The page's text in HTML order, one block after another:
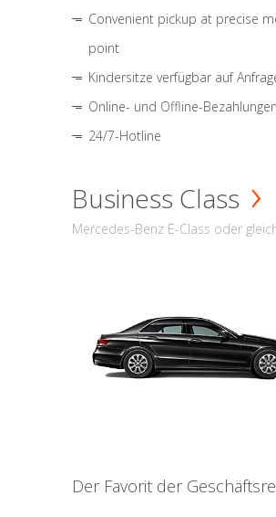
Convenient pickup at precise
point
Kindersitze verfügbar auf
Online- und Offline-Bezahlungen
24/7-Hotline
Business Class
Mercedes-Benz E-Class oder
Der Favorit der